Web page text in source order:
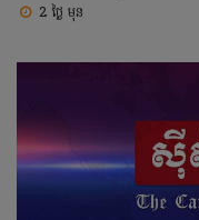
2 ថ្ងៃ មុន